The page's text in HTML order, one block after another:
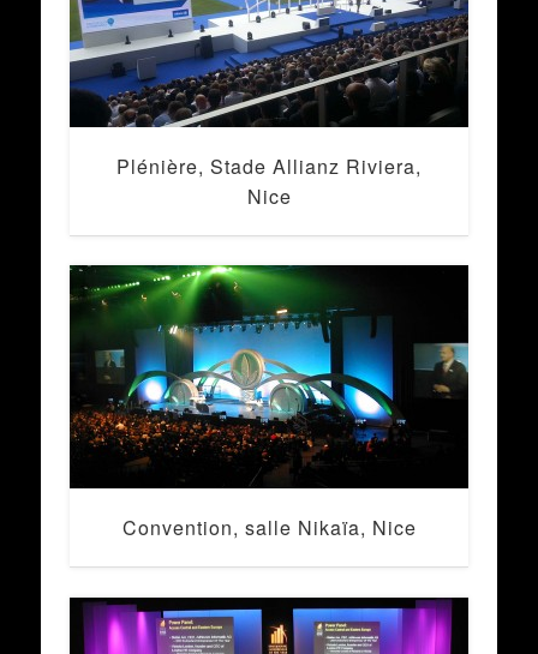
Plénière, Stade Allianz Riviera,
Nice
Convention, salle Nikaïa, Nice